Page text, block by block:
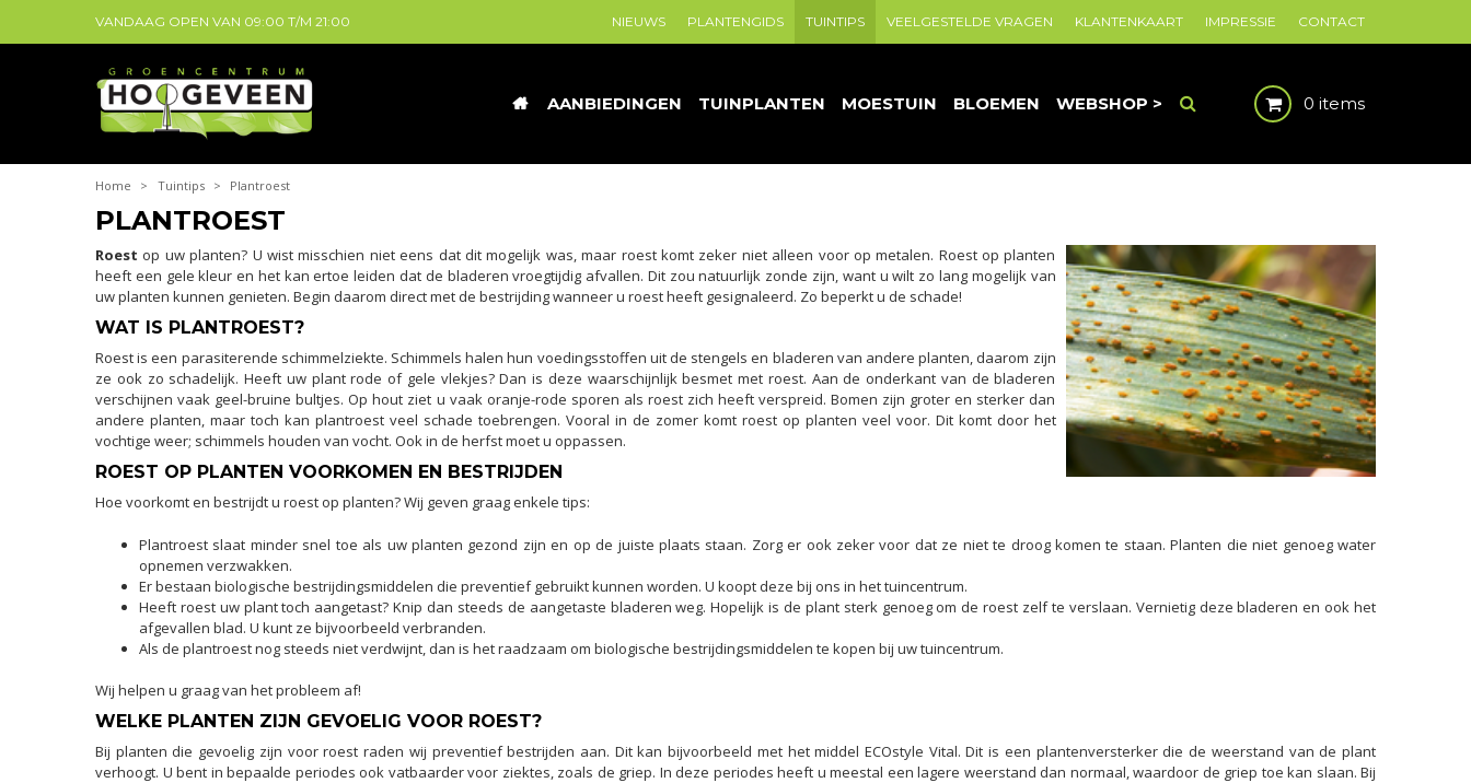
Home > Tuintips > Plantroest
VANDAAG OPEN VAN 09:00 T/M 21:00
AANBIEDINGEN TUINPLANTEN MOESTUIN BLOEMEN WEBSHOP >
NIEUWS PLANTENGIDS TUINTIPS VEELGESTELDE VRAGEN KLANTENKAART IMPRESSIE CONTACT
0 items
PLANTROEST
Roest op uw planten? U wist misschien niet eens dat dit mogelijk was, maar roest komt zeker niet alleen voor op metalen. Roest op planten
heeft een gele kleur en het kan ertoe leiden dat de bladeren vroegtijdig afvallen. Dit zou natuurlijk zonde zijn, want u wilt zo lang mogelijk van
uw planten kunnen genieten. Begin daarom direct met de bestrijding wanneer u roest heeft gesignaleerd. Zo beperkt u de schade!
WAT IS PLANTROEST?
Roest is een parasiterende schimmelziekte. Schimmels halen hun voedingsstoffen uit de stengels en bladeren van andere planten, daarom zijn
ze ook zo schadelijk. Heeft uw plant rode of gele vlekjes? Dan is deze waarschijnlijk besmet met roest. Aan de onderkant van de bladeren
verschijnen vaak geel-bruine bultjes. Op hout ziet u vaak oranje-rode sporen als roest zich heeft verspreid. Bomen zijn groter en sterker dan
andere planten, maar toch kan plantroest veel schade toebrengen. Vooral in de zomer komt roest op planten veel voor. Dit komt door het
vochtige weer; schimmels houden van vocht. Ook in de herfst moet u oppassen.
ROEST OP PLANTEN VOORKOMEN EN BESTRIJDEN
Hoe voorkomt en bestrijdt u roest op planten? Wij geven graag enkele tips:
Plantroest slaat minder snel toe als uw planten gezond zijn en op de juiste plaats staan. Zorg er ook zeker voor dat ze niet te droog komen te staan. Planten die niet genoeg water
opnemen verzwakken.
Er bestaan biologische bestrijdingsmiddelen die preventief gebruikt kunnen worden. U koopt deze bij ons in het tuincentrum.
Heeft roest uw plant toch aangetast? Knip dan steeds de aangetaste bladeren weg. Hopelijk is de plant sterk genoeg om de roest zelf te verslaan. Vernietig deze bladeren en ook het
afgevallen blad. U kunt ze bijvoorbeeld verbranden.
Als de plantroest nog steeds niet verdwijnt, dan is het raadzaam om biologische bestrijdingsmiddelen te kopen bij uw tuincentrum.
Wij helpen u graag van het probleem af!
WELKE PLANTEN ZIJN GEVOELIG VOOR ROEST?
Bij planten die gevoelig zijn voor roest raden wij preventief bestrijden aan. Dit kan bijvoorbeeld met het middel ECOstyle Vital. Dit is een plantenversterker die de weerstand van de plant
verhoogt. U bent in bepaalde periodes ook vatbaarder voor ziektes, zoals de griep. In deze periodes heeft u meestal een lagere weerstand dan normaal, waardoor de griep toe kan slaan. Bij